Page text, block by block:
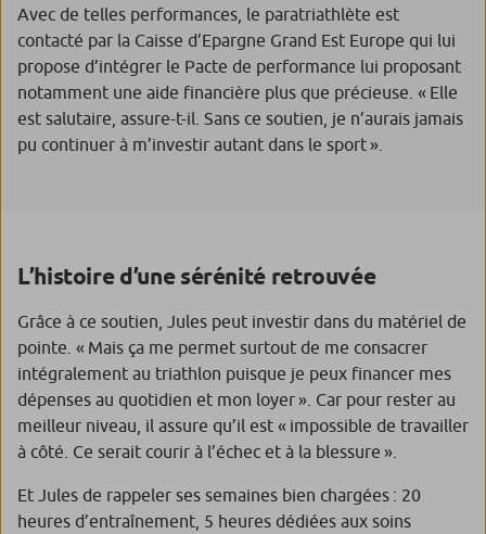
Avec de telles performances, le paratriathlète est
contacté par la Caisse d’Epargne Grand Est Europe qui lui
propose d’intégrer le Pacte de performance lui proposant
notamment une aide financière plus que précieuse. « Elle
est salutaire, assure-t-il. Sans ce soutien, je n’aurais jamais
pu continuer à m’investir autant dans le sport ».
L’histoire d’une sérénité retrouvée
Grâce à ce soutien, Jules peut investir dans du matériel de
pointe. « Mais ça me permet surtout de me consacrer
intégralement au triathlon puisque je peux financer mes
dépenses au quotidien et mon loyer » . Car pour rester au
meilleur niveau, il assure qu’il est « impossible de travailler
à côté. Ce serait courir à l’échec et à la blessure ».
Et Jules de rappeler ses semaines bien chargées : 20
heures d’entraînement, 5 heures dédiées aux soins